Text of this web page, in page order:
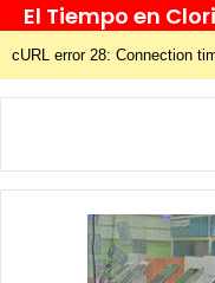
El Tiempo en
cURL error 28: Connection